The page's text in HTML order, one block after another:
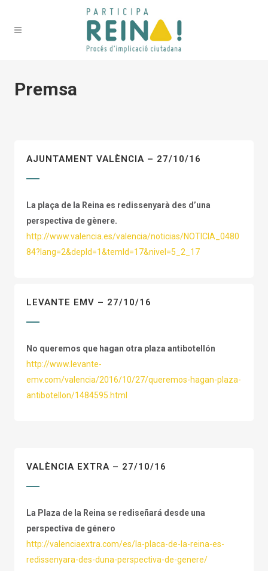
Premsa
AJUNTAMENT VALÈNCIA – 27/10/16
La plaça de la Reina es redissenyarà des d’una
perspectiva de gènere.
http://www.valencia.es/valencia/noticias/NOTICIA_0480
84?lang=2&depId=1&temId=17&nivel=5_2_17
LEVANTE EMV – 27/10/16
No queremos que hagan otra plaza antibotellón
http://www.levante-
emv.com/valencia/2016/10/27/queremos-hagan-plaza-
antibotellon/1484595.html
VALÈNCIA EXTRA – 27/10/16
La Plaza de la Reina se rediseñará desde una
perspectiva de género
http://valenciaextra.com/es/la-placa-de-la-reina-es-
redissenyara-des-duna-perspectiva-de-genere/